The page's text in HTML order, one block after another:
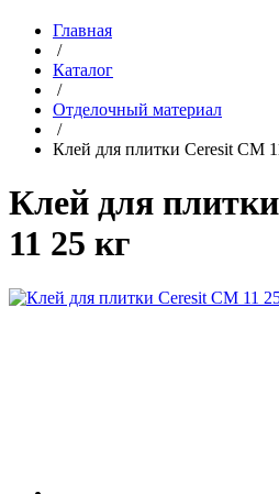
Главная
/
Каталог
/
Отделочный материал
/
Клей для плитки Ceresit СМ
Клей для
11 25 кг